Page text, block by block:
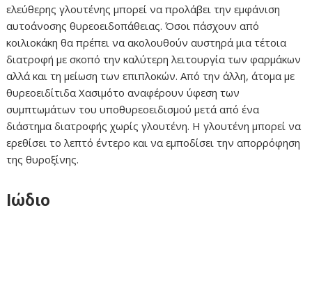
ελεύθερης γλουτένης μπορεί να προλάβει την εμφάνιση
αυτοάνοσης θυρεοειδοπάθειας. Όσοι πάσχουν από
κοιλιοκάκη θα πρέπει να ακολουθούν αυστηρά μια τέτοια
διατροφή με σκοπό την καλύτερη λειτουργία των φαρμάκων
αλλά και τη μείωση των επιπλοκών. Από την άλλη, άτομα με
θυρεοειδίτιδα Χασιμότο αναφέρουν ύφεση των
συμπτωμάτων του υποθυρεοειδισμού μετά από ένα
διάστημα διατροφής χωρίς γλουτένη. Η γλουτένη μπορεί να
ερεθίσει το λεπτό έντερο και να εμποδίσει την απορρόφηση
της θυροξίνης.
Ιώδιο